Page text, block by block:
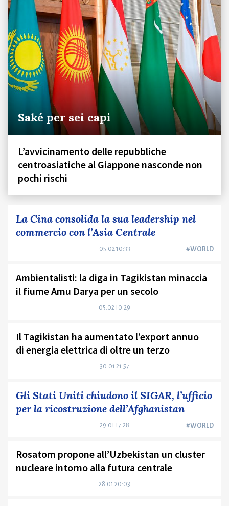
Saké per sei capi
L’avvicinamento delle repubbliche
centroasiatiche al Giappone nasconde non
pochi rischi
La Cina consolida la sua leadership nel
commercio con l’Asia Centrale
#WORLD
05.02 10:33
Ambientalisti: la diga in Tagikistan minaccia
il fiume Amu Darya per un secolo
05.02 10:29
Il Tagikistan ha aumentato l’export annuo
di energia elettrica di oltre un terzo
30.01 21:57
Gli Stati Uniti chiudono il SIGAR, l’ufficio
per la ricostruzione dell’Afghanistan
#WORLD
29.01 17:28
Rosatom propone all’Uzbekistan un cluster
nucleare intorno alla futura centrale
28.01 20:03